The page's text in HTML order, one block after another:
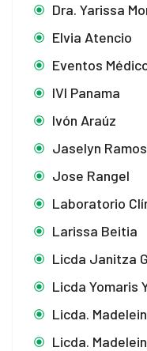
Dra. Yarissa
Elvia Atencio
Eventos
IVI Panama
Ivón Araúz
Jaselyn
Jose Rangel
Laboratorio
Larissa Beitia
Licda Janitza
Licda Yomaris
Licda.
Licda.